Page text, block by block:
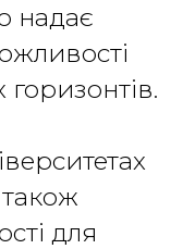
надає
для